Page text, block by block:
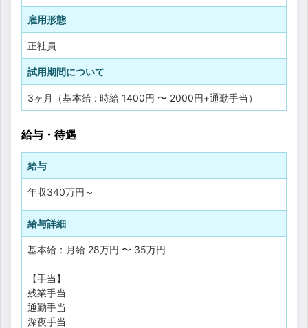
雇用形態
正社員
試用期間について
3ヶ月（基本給 : 時給 1400円 〜 2000円+通勤手当）
給与・待遇
給与
年収340万円 ～
給与詳細
基本給：月給 28万円 〜 35万円
【手当】
残業手当
通勤手当
深夜手当